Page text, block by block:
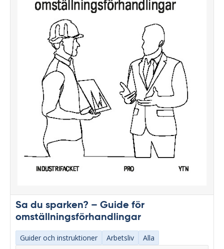
Sa du sparken? – Guide för
omställningsförhandlingar
Guider och instruktioner Arbetsliv Alla